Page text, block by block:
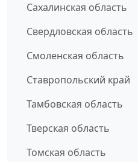
Сахалинская область
Свердловская область
Смоленская область
Ставропольский край
Тамбовская область
Тверская область
Томская область